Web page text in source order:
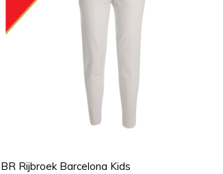
BR Rijbroek Barcelona Kids